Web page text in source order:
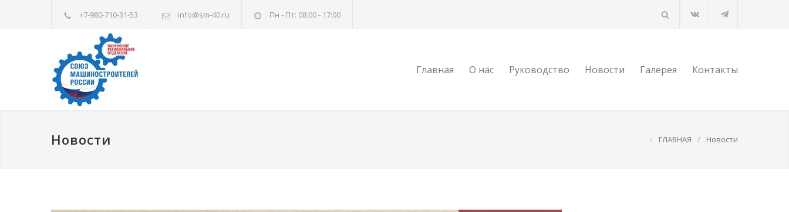
+7-980-710-31-53 info@sm-40.ru Пн - Пт: 08:00 - 17:00
Главная О нас Руководство Новости Галерея Контакты
Новости › ГЛАВНАЯ / Новости